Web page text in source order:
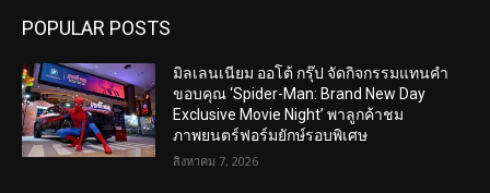
POPULAR POSTS
มิลเลนเนียม ออโต้ กรุ๊ป จัดกิจกรรมแทนคำ
ขอบคุณ ‘Spider-Man: Brand New Day
Exclusive Movie Night’ พาลูกค้าชม
ภาพยนตร์ฟอร์มยักษ์รอบพิเศษ
สิงหาคม 7, 2026